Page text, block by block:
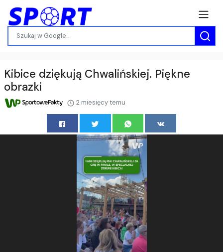
Kibice dziękują Chwalińskiej. Piękne
obrazki
2 miesięcy temu